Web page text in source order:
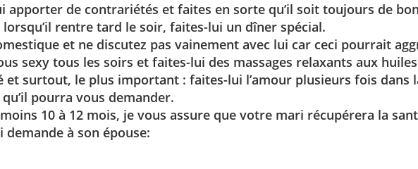
apporter de contrariétés et faites en sorte qu’il soit toujours de
rentre tard le soir, faites-lui un dîner spécial.
et ne discutez pas vainement avec lui car ceci pourrait
sexy tous les soirs et faites-lui des massages relaxants aux
surtout, le plus important : faites-lui l’amour plusieurs fois dans
pourra vous demander.
10 à 12 mois, je vous assure que votre mari récupérera la
à son épouse: